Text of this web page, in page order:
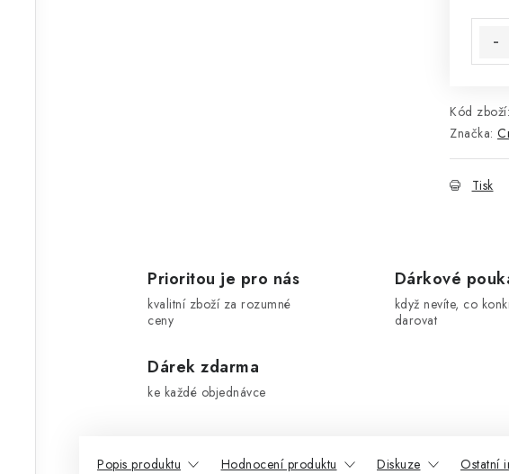
Kód zboží:
Značka:
Tisk
Prioritou je pro nás
kvalitní zboží za rozumné
ceny
Dárkové
když nevíte, co
darovat
Dárek zdarma
ke každé objednávce
Popis produktu Hodnocení produktu Diskuze Ostatní